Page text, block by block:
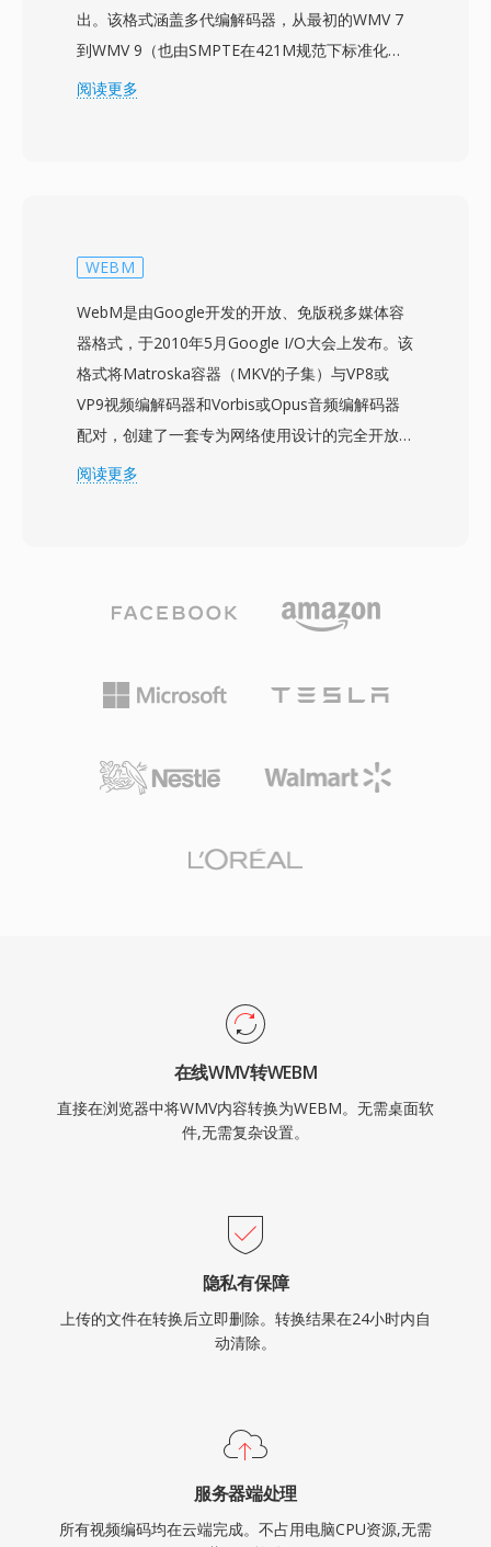
出。该格式涵盖多代编解码器，从最初的WMV 7
到WMV 9（也由SMPTE在421M规范下标准化为
VC-1）。WMV文件通常封装在ASF（高级系统格
Media Player和服务器端流媒体基础设施中，在整
以Windows为中心的网络内容的自然选择。WMV
支持隔行视频、多比特率编码（用于自适应流媒
体）以及通过Windows Media DRM实现的数字版
权管理等功能。Silverlight平台也使用WMV作为其
富互联网应用和流媒体服务的主要视频格式。虽然
行业已在大多数应用中转向H.264和HEVC，WMV
阅读更多
WEBM
WebM是由Google开发的开放、免版税多媒体容
器格式，于2010年5月Google I/O大会上发布。该
格式将Matroska容器（MKV的子集）与VP8或
VP9视频编解码器和Vorbis或Opus音频编解码器
配对，创建了一套专为网络使用设计的完全开放的
媒体技术栈。Google在发布WebM的同时以宽松
览器中快速解析和轻量级实现。搭配VP9的WebM
的水平，使其能够以更低的带宽传输高质量视频。
Chrome、Firefox、Edge和Opera等主流网页浏
中的VP9作为其大部分内容的主要传输格式。该格
已扩展支持AV1视频，延续其作为开放编解码器推
阅读更多
在线WMV转WEBM
直接在浏览器中将WMV内容转换为WEBM。无需桌面软
件,无需复杂设置。
隐私有保障
上传的文件在转换后立即删除。转换结果在24小时内自
动清除。
服务器端处理
所有视频编码均在云端完成。不占用电脑CPU资源,无需